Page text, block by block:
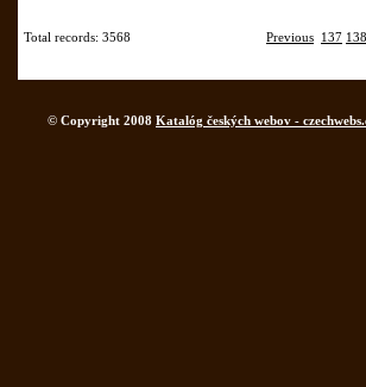
Previous 137 138
Total records: 3568
© Copyright 2008 Katalóg českých webov -